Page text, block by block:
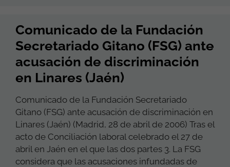
Comunicado de la Fundación
Secretariado Gitano (FSG) ante
acusación de discriminación
en Linares (Jaén)
Comunicado de la Fundación Secretariado
Gitano (FSG) ante acusación de discriminación en
Linares (Jaén) (Madrid, 28 de abril de 2006) Tras el
acto de Conciliación laboral celebrado el 27 de
abril en Jaén en el que las dos partes 3. La FSG
considera que las acusaciones infundadas de